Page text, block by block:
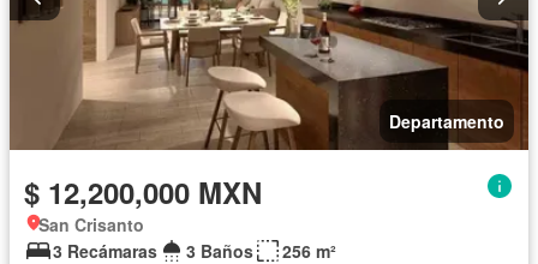
Departamento
$ 12,200,000 MXN
San Crisanto
3 Recámaras
3 Baños
256 m²